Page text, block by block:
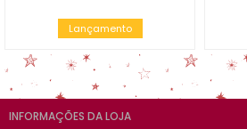
Lançamento
INFORMAÇÕES DA LOJA